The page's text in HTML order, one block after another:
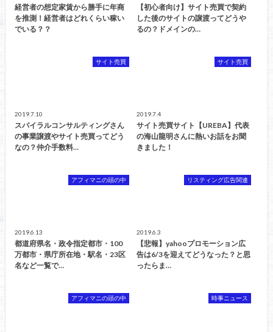
経営者の想定家賃から勝手に年商
を推測！経営者はどれくらい稼い
でいる？？
【初心者向け】サイト売買で契約
した後のサイトの譲渡ってどうや
るの？ドメインの…
サイト売買
2019.7.10
スパイラルコンサルティングさん
の事業譲渡やサイト売買ってどう
なの？仲介手数料…
サイト売買
2019.7.4
サイト売買サイト【UREBA】代表
の海山龍明さんに熱いお話をお聞
きました！
アフィマニの頭の中
2019.6.13
都道府県名・政令指定都市・100
万都市・県庁所在地・駅名・23区
名など一覧で…
リスティング広告関連
2019.6.3
【悲報】yahooプロモーション広
告は6/3を迎えてどうなった？と思
ったらま…
アフィマニの頭の中 時事ニュース